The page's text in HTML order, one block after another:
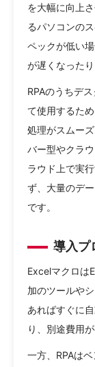
を大幅に向上
るパソコンの
ペックが低い
が遅くなった
RPAのうちデ
て使用するた
処理がスムー
バー型やクラ
ラウド上で実
ず、大量のデ
です。
導入プ
Excelマクロは
加のツールや
あればすぐに
り、別途費用
一方、RPAは